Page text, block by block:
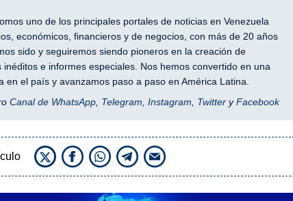
uno de los principales portales de noticias en Venezuela
económicos, financieros y de negocios, con más de 20 años
sido y seguiremos siendo pioneros en la creación de
inéditos e informes especiales. Nos hemos convertido en una
en el país y avanzamos paso a paso en América Latina.
Canal de WhatsApp, Telegram, Instagram, TwitteryFacebook